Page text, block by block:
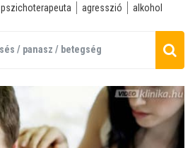
pszichoterapeuta agresszió alkohol